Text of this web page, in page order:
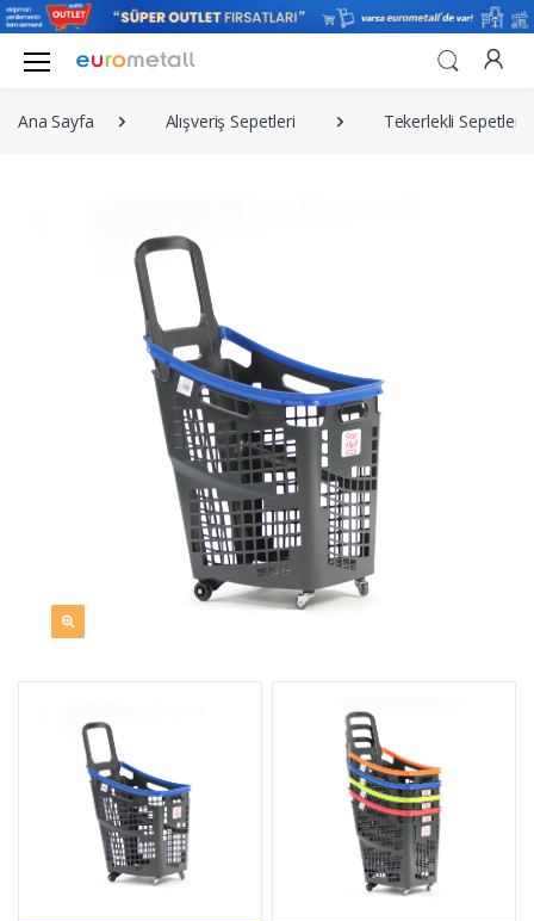
Ana Sayfa Alışveriş Sepetleri Tekerlekli Sepetler